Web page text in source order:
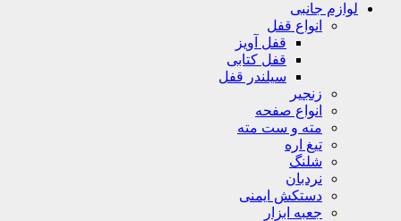
لوازم جانبی
انواع قفل
قفل آویز
قفل کتابی
سیلندر قفل
زنجیر
انواع صفحه
مته و ست مته
تیغ اره
شلنگ
نردبان
دستکش ایمنی
جعبه ابزار